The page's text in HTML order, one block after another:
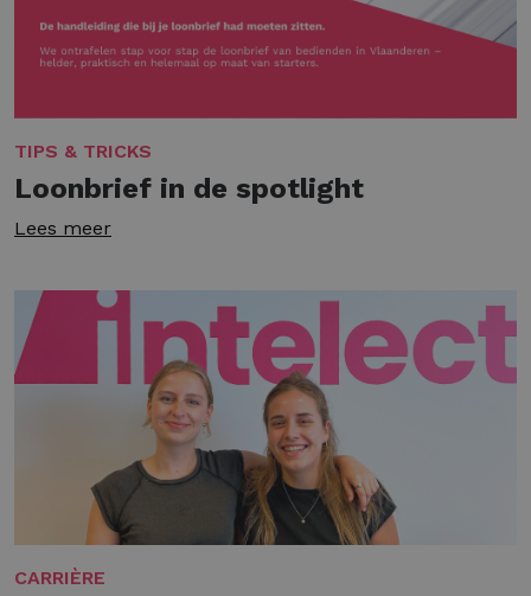
TIPS & TRICKS
Loonbrief in de spotlight
Lees meer
CARRIÈRE